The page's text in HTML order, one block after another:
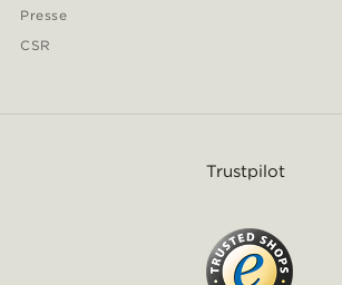
Presse
CSR
Trustpilot